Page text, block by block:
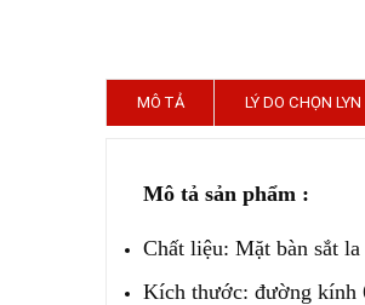
MÔ TẢ LÝ DO CHỌN
Mô tả sản phẩm :
Chất liệu: Mặt bàn sắt
Kích thước: đường kính